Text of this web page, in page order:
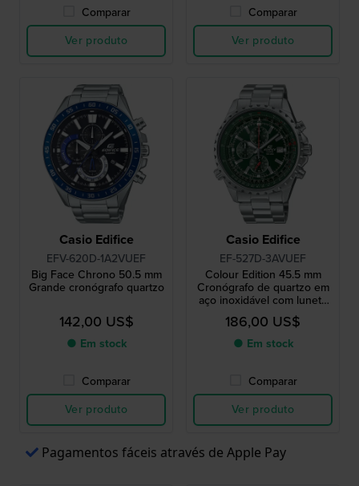
Comparar
Ver produto
Comparar
Ver produto
Casio Edifice
EFV-620D-1A2VUEF
Big Face Chrono 50.5 mm
Grande cronógrafo quartzo
142,00 US$
● Em stock
Comparar
Ver produto
Casio Edifice
EF-527D-3AVUEF
Colour Edition 45.5 mm
Cronógrafo de quartzo em
aço inoxidável com luneta
bidirecional interior
186,00 US$
● Em stock
Comparar
Ver produto
Pagamentos fáceis através de Apple Pay